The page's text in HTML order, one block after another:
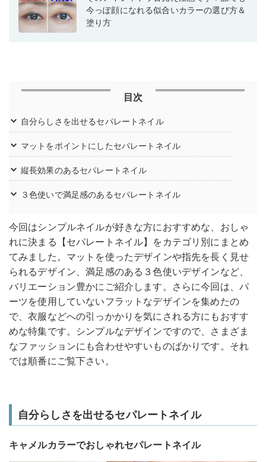
今っぽ顔になれる似合いカラーの選び方＆
塗り方
目次
自分らしさを出せるセパレートネイル
マットをポイントにしたセパレートネイル
縦長効果のあるセパレートネイル
３色使いで満足感のあるセパレートネイル
今回はシンプルネイルが好きな方におすすめな、おしゃ
れに決まる【セパレートネイル】をカテゴリ別にまとめ
てみました。マットを使ったデザインや指先を長く見せ
られるデザイン、満足感のある３色使いデザインなど、
バリエーション豊かにご紹介します。さらに今回は、パ
ーツを使用していないフラットなデザインを集めたの
で、衣服などへの引っかかりを気にされる方にもおすす
めな特集です。シンプルなデザインですので、さまざま
なファッションにも合わせやすいものばかりです。それ
では順番にご覧下さい。
自分らしさを出せるセパレートネイル
キャメルカラーでおしゃれセパレートネイル